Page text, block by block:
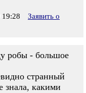
Заявить о
робы - большое
странный
знала, какими